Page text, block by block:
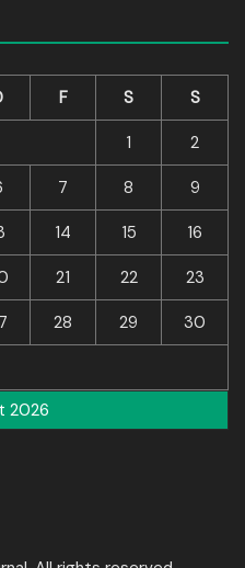
2026
F S S
1 2
7 8 9
14 15 16
21 22 23
28 29 30